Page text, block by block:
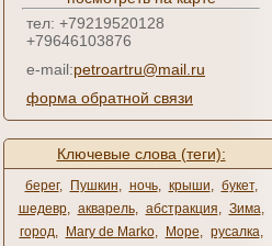
тел: +79219520128
+79646103876
e-mail:petroartru@mail.ru
форма обратной связи
Ключевые слова (теги):
берег, Пушкин, ночь, крыши, букет,
шедевр, акварель, абстракция, Зима,
город, Mary de Marko, Море, русалка,